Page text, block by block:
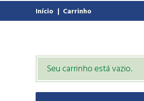
Início | Carrinho
Seu carrinho está vazio.